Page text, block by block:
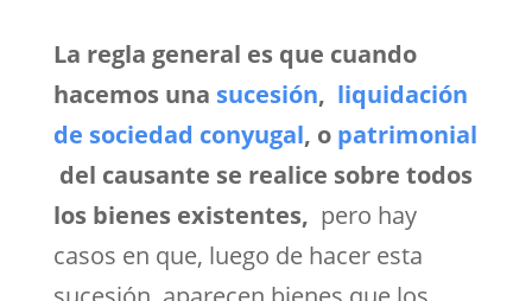
La regla general es que cuando
hacemos una sucesión, liquidación
de sociedad conyugal, o patrimonial
del causante se realice sobre todos
los bienes existentes, pero hay
casos en que, luego de hacer esta